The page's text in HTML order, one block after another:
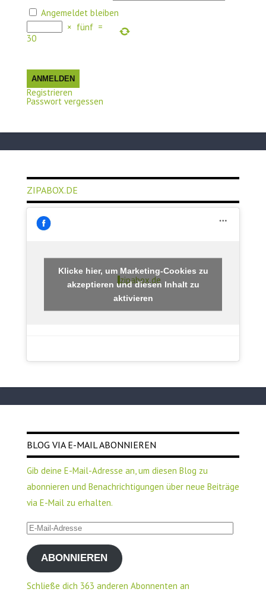
Angemeldet bleiben
× fünf =
30
ANMELDEN
Registrieren
Passwort vergessen
ZIPABOX.DE
zipabox.de
Klicke hier, um Marketing-Cookies zu
akzeptieren und diesen Inhalt zu
aktivieren
BLOG VIA E-MAIL ABONNIEREN
Gib deine E-Mail-Adresse an, um diesen Blog zu
abonnieren und Benachrichtigungen über neue Beiträge
via E-Mail zu erhalten.
E-
Mail-
AdresseABONNIEREN
Schließe dich 363 anderen Abonnenten an